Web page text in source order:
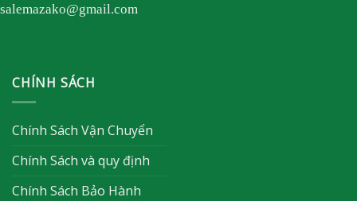
salemazako@gmail.com
CHÍNH SÁCH
Chính Sách Vận Chuyển
Chính Sách và quy định
Chính Sách Bảo Hành